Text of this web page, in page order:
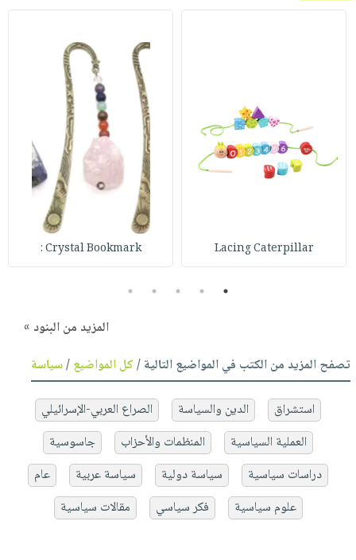
Lacing Caterpillar
Crystal Bookmark :
1
2
3
4
5
المزيد من البنود »
تصفح المزيد من الكتب في المواضيع التالية /كل المواضيع/سياسة
استشراق الدين والسياسة
الصراع العربي-الإسرائيلي
العملية السياسية
المنظمات والأحزاب
جاسوسية
دراسات سياسية
سياسة دولية سياسة عربية
عام
علوم سياسية
فكر سياسي مقالات سياسية